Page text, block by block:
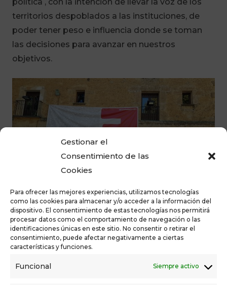
Gestionar el
Consentimiento de las
Cookies
Para ofrecer las mejores experiencias, utilizamos tecnologías
como las cookies para almacenar y/o acceder a la información del
dispositivo. El consentimiento de estas tecnologías nos permitirá
procesar datos como el comportamiento de navegación o las
identificaciones únicas en este sitio. No consentir o retirar el
consentimiento, puede afectar negativamente a ciertas
características y funciones.
Funcional Siempre activo
territorios despoblados a las instituciones, de
poder tener peso e influencia donde se toman
las decisiones para avanzar en nuestros
objetivos.
III Asamblea de la Revuelta de la España Vaciada
en Priego (Cuenca)
En 2019 el Movimiento ciudadano Teruel Existe
se presentó a las elecciones generales como